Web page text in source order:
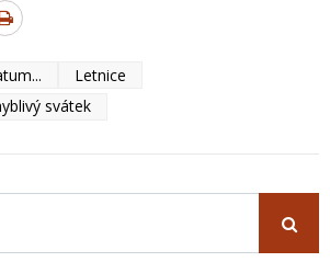
Letnice
svátek